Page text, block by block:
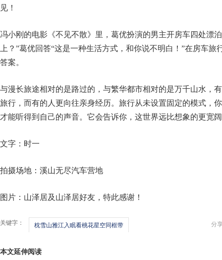
见！
冯小刚的电影《不见不散》里，葛优扮演的男主开房车四处漂
上？”葛优回答“这是一种生活方式，和你说不明白！”在房车
答案。
与漫长旅途相对的是路过的，与繁华都市相对的是万千山水，
旅行，而有的人更向往亲身经历。旅行从未设置固定的模式，
才能听得到自己的声音。它会告诉你，这世界远比想象的更宽
文字：时一
拍摄场地：溪山无尽汽车营地
图片：山泽居及山泽居好友，特此感谢！
分
关键字： 枕雪山雅江入眠看桃花星空同框带
本文延伸阅读